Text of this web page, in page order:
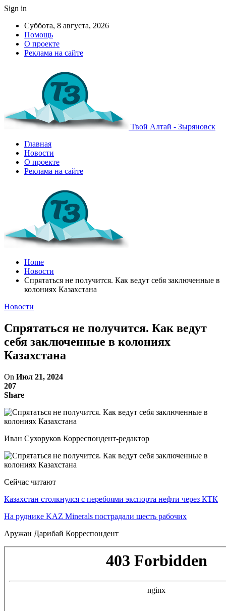
Sign in
Суббота, 8 августа, 2026
Помощь
О проекте
Реклама на сайте
Твой Алтай - Зыряновск
Главная
Новости
О проекте
Реклама на сайте
Home
Новости
Спрятаться не получится. Как ведут себя заключенные в
колониях Казахстана
Новости
Спрятаться не получится. Как ведут
себя заключенные в колониях
Казахстана
On Июл 21, 2024
207
Share
Иван Сухоруков Корреспондент-редактор
Сейчас читают
Казахстан столкнулся с перебоями экспорта нефти через КТК
На руднике KAZ Minerals пострадали шесть рабочих
Аружан Дарибай Корреспондент